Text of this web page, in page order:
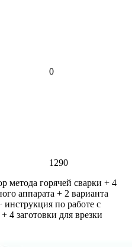
0
1290
метода горячей сварки + 4
аппарата + 2 варианта
инструкция по работе с
4 заготовки для врезки